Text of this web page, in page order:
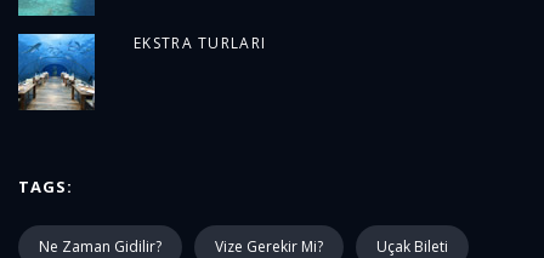
EKSTRA TURLARI
TAGS:
Ne Zaman Gidilir? Vize Gerekir Mi? Uçak Bileti